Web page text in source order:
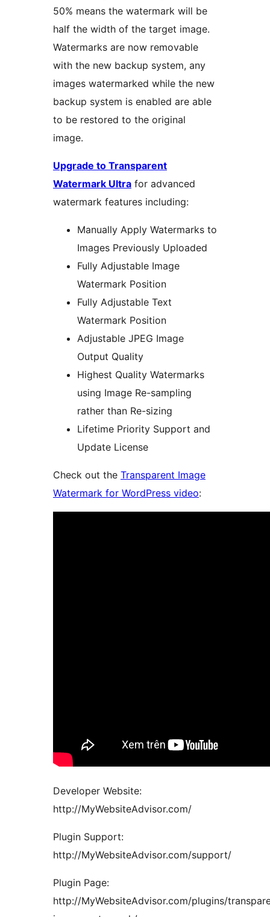
50% means the watermark will be
half the width of the target image.
Watermarks are now removable
with the new backup system, any
images watermarked while the new
backup system is enabled are able
to be restored to the original
image.
Upgrade to Transparent
Watermark Ultra for advanced
watermark features including:
Manually Apply Watermarks to
Images Previously Uploaded
Fully Adjustable Image
Watermark Position
Fully Adjustable Text
Watermark Position
Adjustable JPEG Image
Output Quality
Highest Quality Watermarks
using Image Re-sampling
rather than Re-sizing
Lifetime Priority Support and
Update License
Check out the Transparent Image
Watermark for WordPress video:
Developer Website:
http://MyWebsiteAdvisor.com/
Plugin Support:
http://MyWebsiteAdvisor.com/support/
Plugin Page:
http://MyWebsiteAdvisor.com/plugins/